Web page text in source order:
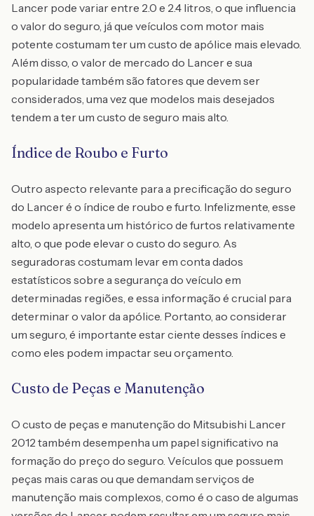
Lancer pode variar entre 2.0 e 2.4 litros, o que influencia
o valor do seguro, já que veículos com motor mais
potente costumam ter um custo de apólice mais elevado.
Além disso, o valor de mercado do Lancer e sua
popularidade também são fatores que devem ser
considerados, uma vez que modelos mais desejados
tendem a ter um custo de seguro mais alto.
Índice de Roubo e Furto
Outro aspecto relevante para a precificação do seguro
do Lancer é o índice de roubo e furto. Infelizmente, esse
modelo apresenta um histórico de furtos relativamente
alto, o que pode elevar o custo do seguro. As
seguradoras costumam levar em conta dados
estatísticos sobre a segurança do veículo em
determinadas regiões, e essa informação é crucial para
determinar o valor da apólice. Portanto, ao considerar
um seguro, é importante estar ciente desses índices e
como eles podem impactar seu orçamento.
Custo de Peças e Manutenção
O custo de peças e manutenção do Mitsubishi Lancer
2012 também desempenha um papel significativo na
formação do preço do seguro. Veículos que possuem
peças mais caras ou que demandam serviços de
manutenção mais complexos, como é o caso de algumas